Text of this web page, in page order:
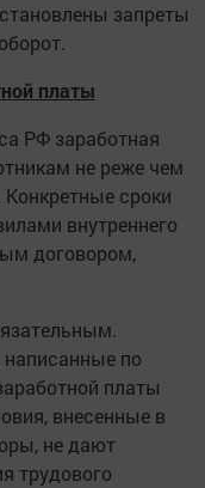
запреты
платы
РФ заработная
не реже чем
сроки
внутреннего
договором,
написанные по
платы
внесенные в
не дают
трудового